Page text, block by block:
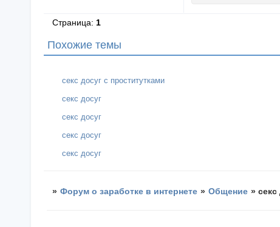
Страница: 1
Похожие темы
секс досуг c проститутками
секс досуг
секс досуг
секс досуг
секс досуг
» Форум о заработке в интернете » Общение »секс